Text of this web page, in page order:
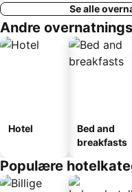
Se alle
Andre
Hotel
Bed and
breakfasts
Populære